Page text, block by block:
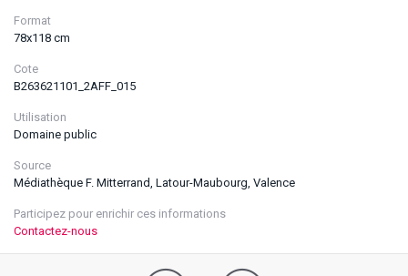
Format
78x118 cm
Cote
B263621101_2AFF_015
Utilisation
Domaine public
Source
Médiathèque F. Mitterrand, Latour-Maubourg, Valence
Participez pour enrichir ces informations
Contactez-nous